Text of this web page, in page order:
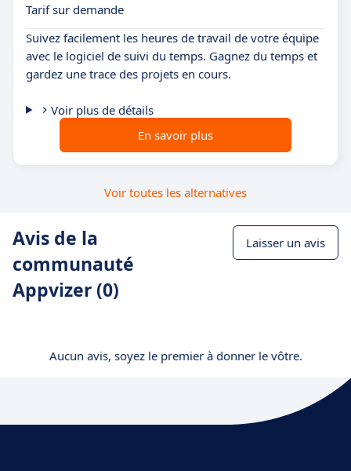
Tarif sur demande
Suivez facilement les heures de travail de votre équipe
avec le logiciel de suivi du temps. Gagnez du temps et
gardez une trace des projets en cours.
Voir plus de détails
En savoir plus
Voir toutes les alternatives
Avis de la
communauté
Appvizer (0)
Laisser un avis
Aucun avis, soyez le premier à donner le vôtre.